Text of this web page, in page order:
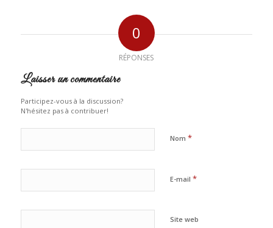
0
RÉPONSES
Laisser un commentaire
Participez-vous à la discussion?
N'hésitez pas à contribuer!
Nom *
E-mail *
Site web